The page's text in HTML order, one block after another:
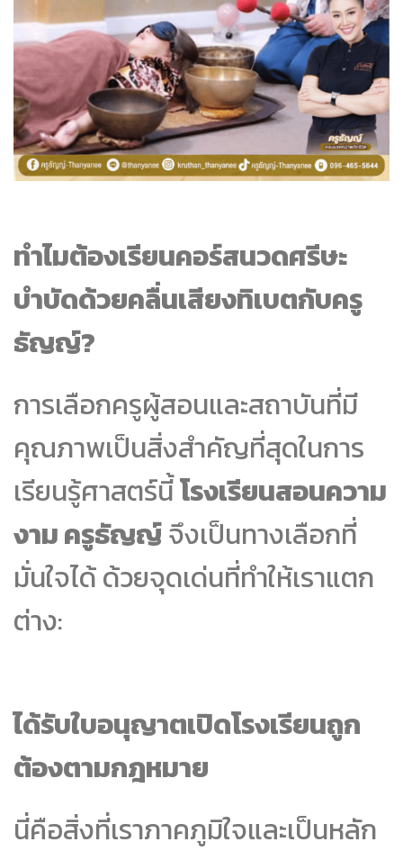
ทำไมต้องเรียนคอร์สนวดศรีษะ
บำบัดด้วยคลื่นเสียงทิเบตกับครู
ธัญญ์?
การเลือกครูผู้สอนและสถาบันที่มี
คุณภาพเป็นสิ่งสำคัญที่สุดในการ
เรียนรู้ศาสตร์นี้โรงเรียนสอนความ
งาม ครูธัญญ์จึงเป็นทางเลือกที่
มั่นใจได้ ด้วยจุดเด่นที่ทำให้เราแตก
ต่าง:
ได้รับใบอนุญาตเปิดโรงเรียนถูก
ต้องตามกฎหมาย
นี่คือสิ่งที่เราภาคภูมิใจและเป็นหลัก